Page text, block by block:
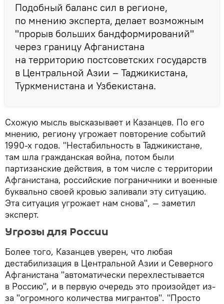
Подобный баланс сил в регионе,
по мнению эксперта, делает возможным
"прорыв больших бандформирований"
через границу Афганистана
на территорию постсоветских государств
в Центральной Азии – Таджикистана,
Туркменистана и Узбекистана.
Схожую мысль высказывает и Казанцев. По его
мнению, региону угрожает повторение событий
1990-х годов. "Нестабильность в Таджикистане,
там шла гражданская война, потом были
партизанские действия, в том числе с территории
Афганистана, российские пограничники и военные
буквально своей кровью заливали эту ситуацию.
Эта ситуация угрожает нам снова", — заметил
эксперт.
Угрозы для России
Более того, Казанцев уверен, что любая
дестабилизация в Центральной Азии и Северного
Афганистана "автоматически перехлестывается
в Россию", и в первую очередь это произойдет из-
за "огромного количества мигрантов". "Просто